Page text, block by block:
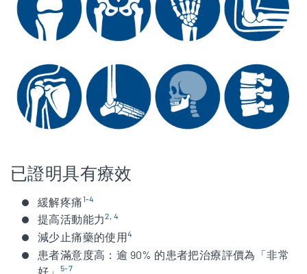
已證明具有療效
緩解疼痛1-4
提高活動能力2, 4
減少止痛藥的使用4
患者滿意度高：逾 90% 的患者把治療評價為「非常
好」
5-7